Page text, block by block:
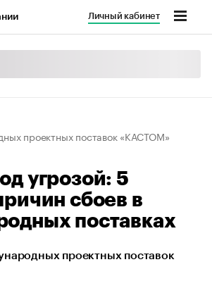
Личный кабинет
проектных поставок «КАСТОМ»
угрозой: 5
сбоев в
поставках
проектных поставок